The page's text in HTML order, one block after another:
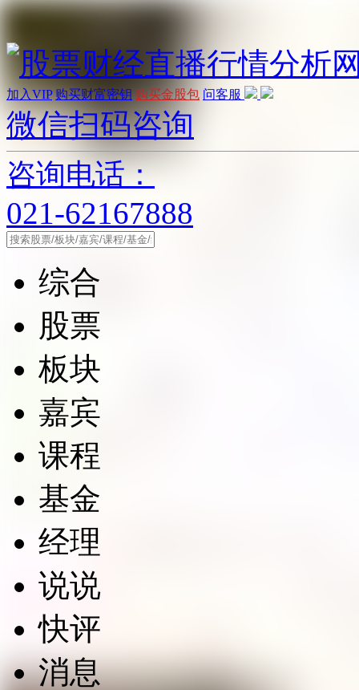
加入VIP 购买财富密钥 购买金股包 问客服
微信扫码咨询
咨询电话：
021-62167888
综合
股票
板块
嘉宾
课程
基金
经理
说说
快评
消息